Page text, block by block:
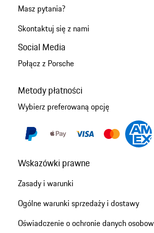
Masz pytania?
Skontaktuj się z nami
Social Media
Połącz z Porsche
Metody płatności
Wybierz preferowaną opcję
Wskazówki prawne
Zasady i warunki
Ogólne warunki sprzedaży i dostawy
Oświadczenie o ochronie danych